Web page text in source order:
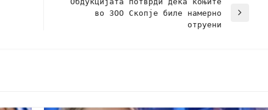
во ЗОО Скопје биле намерно
отруени